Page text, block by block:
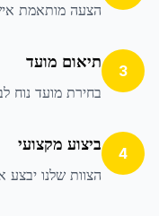
הצעה מותאמת
3 תיאום מועד
בחירת מועד נוח
4 ביצוע מקצועי
הצוות שלנו יבצע